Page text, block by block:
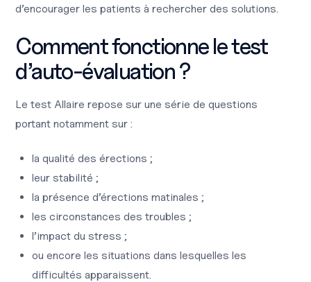
d’encourager les patients à rechercher des solutions.
Comment fonctionne le test
d’auto-évaluation ?
Le test Allaire repose sur une série de questions
portant notamment sur :
la qualité des érections ;
leur stabilité ;
la présence d’érections matinales ;
les circonstances des troubles ;
l’impact du stress ;
ou encore les situations dans lesquelles les
difficultés apparaissent.